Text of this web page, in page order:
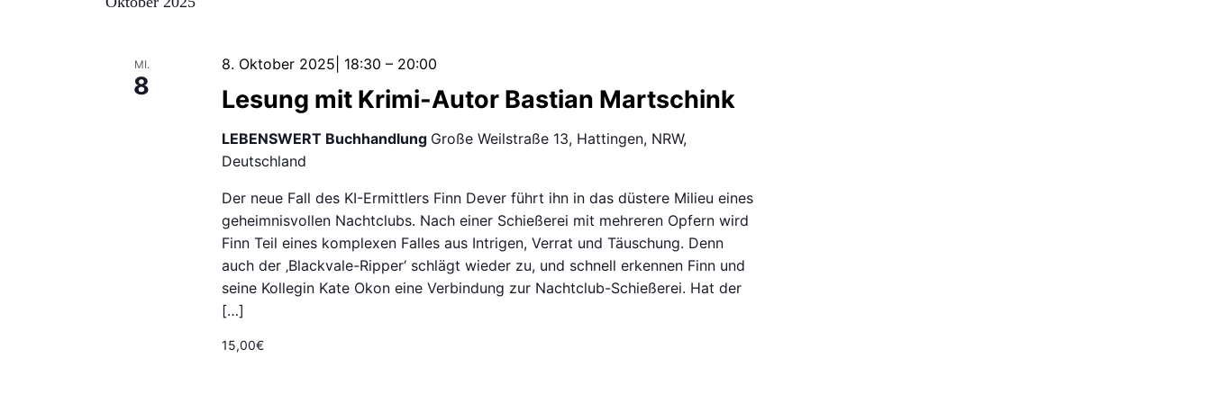
Navigation
MI.
8 Lesung mit Krimi-Autor Bastian Martschink
8. Oktober 2025| 18:30 – 20:00
LEBENSWERT Buchhandlung Große Weilstraße 13, Hattingen, NRW,
Deutschland
Der neue Fall des KI-Ermittlers Finn Dever führt ihn in das düstere Milieu eines
geheimnisvollen Nachtclubs. Nach einer Schießerei mit mehreren Opfern wird
Finn Teil eines komplexen Falles aus Intrigen, Verrat und Täuschung. Denn
auch der ‚Blackvale-Ripper‘ schlägt wieder zu, und schnell erkennen Finn und
seine Kollegin Kate Okon eine Verbindung zur Nachtclub-Schießerei. Hat der
[…]
15,00€